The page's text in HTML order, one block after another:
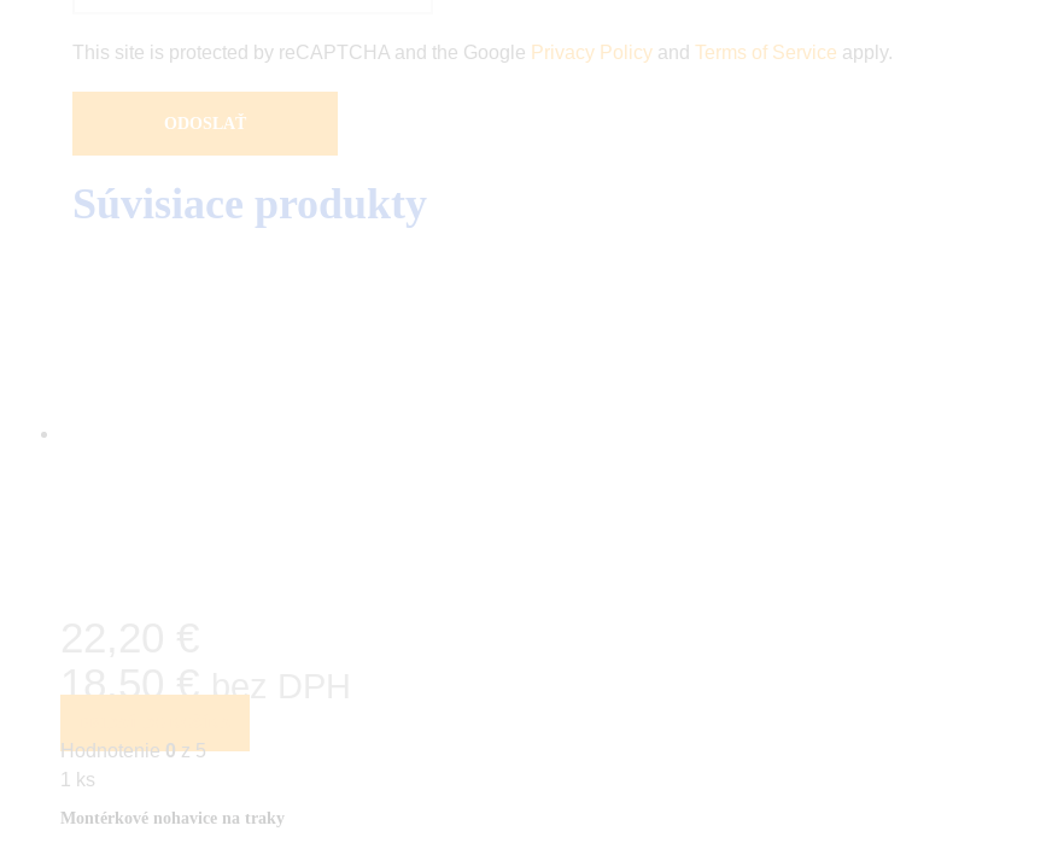
This site is protected by reCAPTCHA and the Google Privacy Policy and Terms of Service apply.
Súvisiace produkty
18,50 €bez DPH
Hodnotenie0z 5
1 ks
Montérkové nohavice na traky